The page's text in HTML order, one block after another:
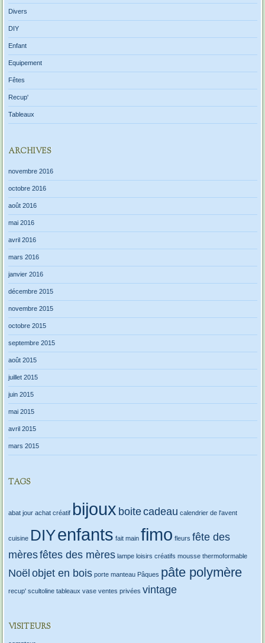
Divers
DIY
Enfant
Equipement
Fêtes
Recup'
Tableaux
ARCHIVES
novembre 2016
octobre 2016
août 2016
mai 2016
avril 2016
mars 2016
janvier 2016
décembre 2015
novembre 2015
octobre 2015
septembre 2015
août 2015
juillet 2015
juin 2015
mai 2015
avril 2015
mars 2015
TAGS
abat jour achat créatif bijoux boitecadeau calendrier de l'avent
cuisine DIYenfants fait main fimo fleurs fête des
mèresfêtes des mères lampe loisirs créatifs mousse thermoformable
Noël objet en bois porte manteau Pâques pâte polymère
recup' scultoline tableaux vase ventes privées vintage
VISITEURS